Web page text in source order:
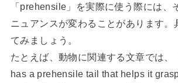
「prehensile」を実際に使う際には、
ニュアンスが変わることがあります。
てみましょう。
たとえば、動物に関連する文章では、
has a prehensile tail that helps it